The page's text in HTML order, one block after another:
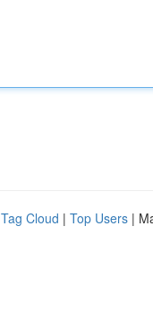
Tag Cloud | Top Users |